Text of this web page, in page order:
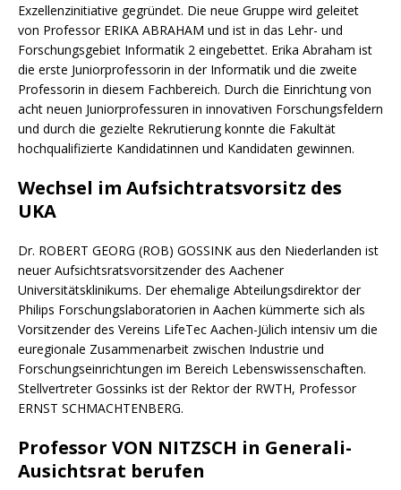
Exzellenzinitiative gegründet. Die neue Gruppe wird geleitet
von Professor ERIKA ABRAHAM und ist in das Lehr- und
Forschungsgebiet Informatik 2 eingebettet. Erika Abraham ist
die erste Juniorprofessorin in der Informatik und die zweite
Professorin in diesem Fachbereich. Durch die Einrichtung von
acht neuen Juniorprofessuren in innovativen Forschungsfeldern
und durch die gezielte Rekrutierung konnte die Fakultät
hochqualifizierte Kandidatinnen und Kandidaten gewinnen.
Wechsel im Aufsichtratsvorsitz des
UKA
Dr. ROBERT GEORG (ROB) GOSSINK aus den Niederlanden ist
neuer Aufsichtsratsvorsitzender des Aachener
Universitätsklinikums. Der ehemalige Abteilungsdirektor der
Philips Forschungslaboratorien in Aachen kümmerte sich als
Vorsitzender des Vereins LifeTec Aachen-Jülich intensiv um die
euregionale Zusammenarbeit zwischen Industrie und
Forschungseinrichtungen im Bereich Lebenswissenschaften.
Stellvertreter Gossinks ist der Rektor der RWTH, Professor
ERNST SCHMACHTENBERG.
Professor VON NITZSCH in Generali-
Ausichtsrat berufen